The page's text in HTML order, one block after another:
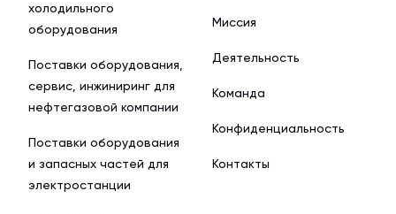
холодильного
оборудования
Поставки оборудования,
сервис, инжиниринг для
нефтегазовой компании
Поставки оборудования
и запасных частей для
электростанции
Миссия
Деятельность
Команда
Конфиденциальность
Контакты